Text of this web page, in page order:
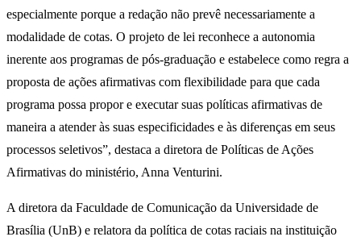
especialmente porque a redação não prevê necessariamente a
modalidade de cotas. O projeto de lei reconhece a autonomia
inerente aos programas de pós-graduação e estabelece como regra a
proposta de ações afirmativas com flexibilidade para que cada
programa possa propor e executar suas políticas afirmativas de
maneira a atender às suas especificidades e às diferenças em seus
processos seletivos”, destaca a diretora de Políticas de Ações
Afirmativas do ministério, Anna Venturini.
A diretora da Faculdade de Comunicação da Universidade de
Brasília (UnB) e relatora da política de cotas raciais na instituição